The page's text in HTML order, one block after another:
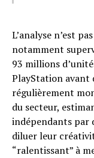
L’analyse n’est
notamment
93 millions
PlayStation avant
régulièrement
du secteur,
indépendants par
diluer leur
“ralentissant” à